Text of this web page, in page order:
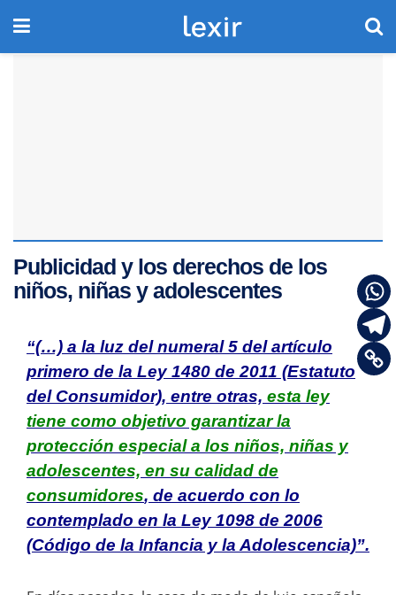
Publicidad y los derechos de los
niños, niñas y adolescentes
“(…) a la luz del numeral 5 del artículo
primero de la Ley 1480 de 2011 (Estatuto
del Consumidor), entre otras, esta ley
tiene como objetivo garantizar la
protección especial a los niños, niñas y
adolescentes, en su calidad de
consumidores, de acuerdo con lo
contemplado en la Ley 1098 de 2006
(Código de la Infancia y la Adolescencia)”.